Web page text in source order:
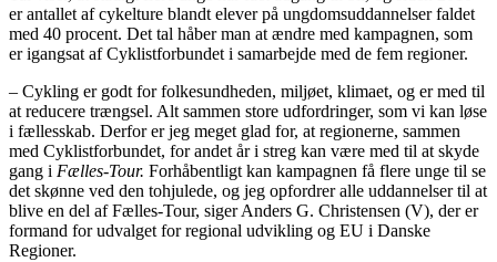
er antallet af cykelture blandt elever på ungdomsuddannelser faldet
med 40 procent. Det tal håber man at ændre med kampagnen, som
er igangsat af Cyklistforbundet i samarbejde med de fem regioner.
– Cykling er godt for folkesundheden, miljøet, klimaet, og er med til
at reducere trængsel. Alt sammen store udfordringer, som vi kan løse
i fællesskab. Derfor er jeg meget glad for, at regionerne, sammen
med Cyklistforbundet, for andet år i streg kan være med til at skyde
gang i Fælles-Tour. Forhåbentligt kan kampagnen få flere unge til se
det skønne ved den tohjulede, og jeg opfordrer alle uddannelser til at
blive en del af Fælles-Tour, siger Anders G. Christensen (V), der er
formand for udvalget for regional udvikling og EU i Danske
Regioner.